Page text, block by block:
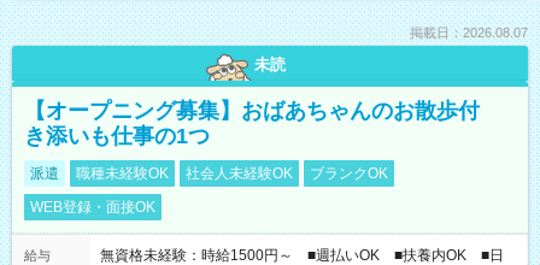
掲載日：2026.08.07
未読
【オープニング募集】おばあちゃんのお散歩付
き添いも仕事の1つ
派遣 職種未経験OK 社会人未経験OK
ブランクOK
WEB登録・面接OK
給与
無資格未経験：時給1500円～ ■週払いOK ■扶養内OK ■日